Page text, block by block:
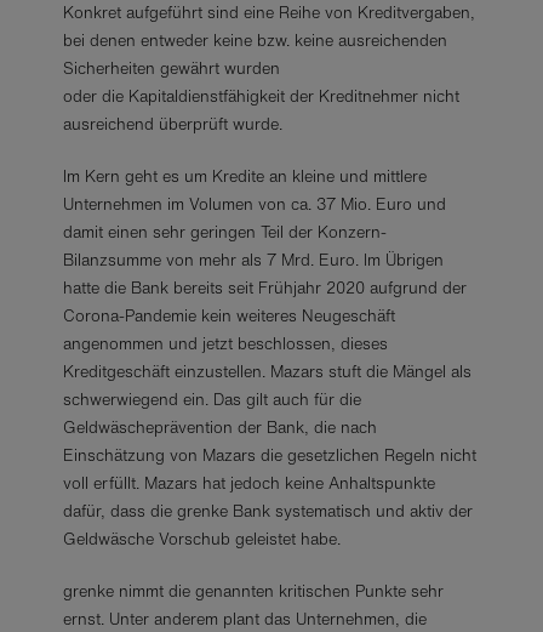
Konkret aufgeführt sind eine Reihe von Kreditvergaben,
bei denen entweder keine bzw. keine ausreichenden
Sicherheiten gewährt wurden
oder die Kapitaldienstfähigkeit der Kreditnehmer nicht
ausreichend überprüft wurde.
Im Kern geht es um Kredite an kleine und mittlere
Unternehmen im Volumen von ca. 37 Mio. Euro und
damit einen sehr geringen Teil der Konzern-
Bilanzsumme von mehr als 7 Mrd. Euro. Im Übrigen
hatte die Bank bereits seit Frühjahr 2020 aufgrund der
Corona-Pandemie kein weiteres Neugeschäft
angenommen und jetzt beschlossen, dieses
Kreditgeschäft einzustellen. Mazars stuft die Mängel als
schwerwiegend ein. Das gilt auch für die
Geldwäscheprävention der Bank, die nach
Einschätzung von Mazars die gesetzlichen Regeln nicht
voll erfüllt. Mazars hat jedoch keine Anhaltspunkte
dafür, dass die grenke Bank systematisch und aktiv der
Geldwäsche Vorschub geleistet habe.
grenke nimmt die genannten kritischen Punkte sehr
ernst. Unter anderem plant das Unternehmen, die